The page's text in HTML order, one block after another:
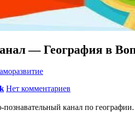
— География в
Нет комментариев
познавательный канал по географии.